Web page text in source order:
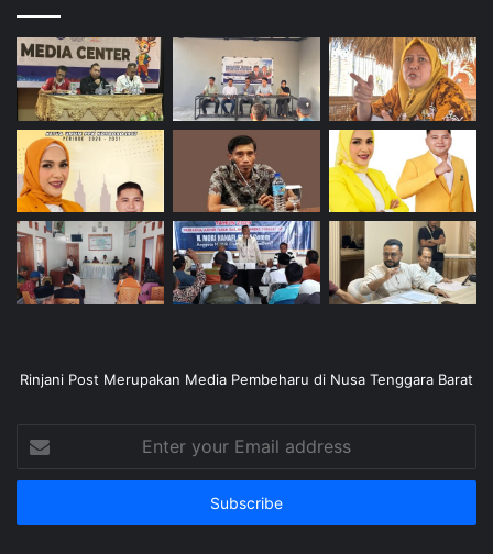
Rinjani Post Merupakan Media Pembeharu di Nusa Tenggara Barat
your
Email